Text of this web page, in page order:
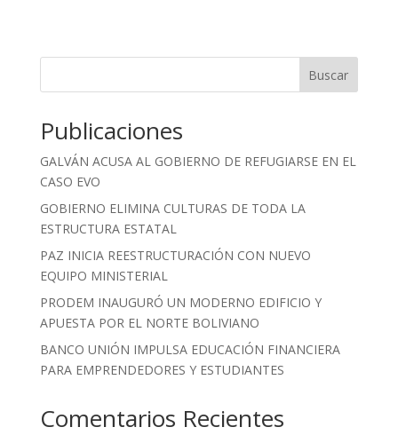
Buscar
Publicaciones
GALVÁN ACUSA AL GOBIERNO DE REFUGIARSE EN EL
CASO EVO
GOBIERNO ELIMINA CULTURAS DE TODA LA
ESTRUCTURA ESTATAL
PAZ INICIA REESTRUCTURACIÓN CON NUEVO
EQUIPO MINISTERIAL
PRODEM INAUGURÓ UN MODERNO EDIFICIO Y
APUESTA POR EL NORTE BOLIVIANO
BANCO UNIÓN IMPULSA EDUCACIÓN FINANCIERA
PARA EMPRENDEDORES Y ESTUDIANTES
Comentarios Recientes